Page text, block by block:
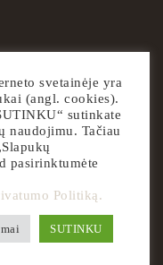
svetainėje yra
(angl. cookies).
sutinkate
naudojimu. Tačiau
pasirinktumėte
Politiką.
SUTINKU